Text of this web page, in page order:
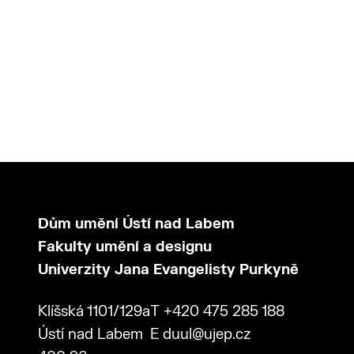
Dům umění Ústí nad Labem
Fakulty umění a designu
Univerzity Jana Evangelisty Purkyně
Klíšská 1101/129a
Ústí nad Labem
T +420 475 285 188
E duul@ujep.cz